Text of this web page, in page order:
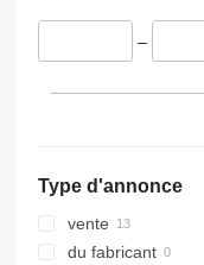
–
Type d'annonce
vente
du fabricant